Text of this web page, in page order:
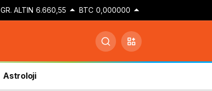
GR. ALTIN 6.660,55 BTC 0,000000
Astroloji